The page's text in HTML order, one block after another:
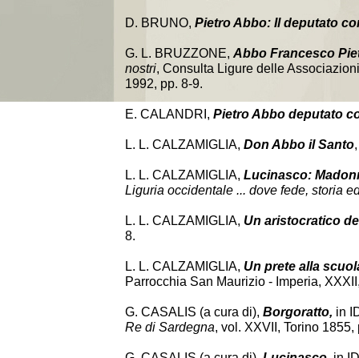
D. BRUNO, Pietro Abbo: Il deputato
G. L. BRUZZONE, Abbo Francesco
nostri, Consulta Ligure delle
1992, pp. 8-9.
E. CALANDRI, Pietro Abbo deputato
L. L. CALZAMIGLIA, Don Abbo il Santo
L. L. CALZAMIGLIA, Lucinasco:
Liguria occidentale ... dove fede, storia
L. L. CALZAMIGLIA, Un aristocratico
8.
L. L. CALZAMIGLIA, Un prete alla
Parrocchia San Maurizio - Imperia,
G. CASALIS (a cura di), Borgoratto, in
Re di Sardegna, vol. XXVII, Torino